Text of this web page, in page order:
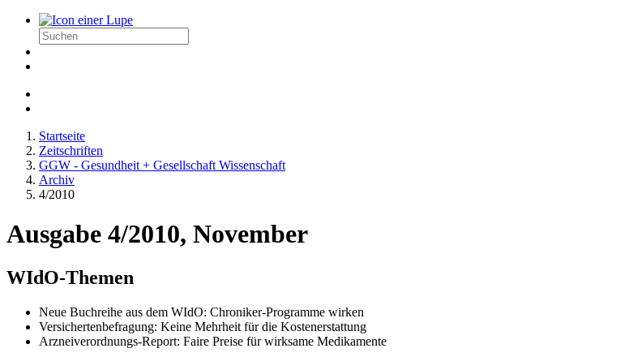
Startseite
Zeitschriften
GGW - Gesundheit + Gesellschaft Wissenschaft
Archiv
4/2010
Ausgabe 4/2010, November
WIdO-Themen
Neue Buchreihe aus dem WIdO: Chroniker-Programme wirken
Versichertenbefragung: Keine Mehrheit für die Kostenerstattung
Arzneiverordnungs-Report: Faire Preise für wirksame Medikamente